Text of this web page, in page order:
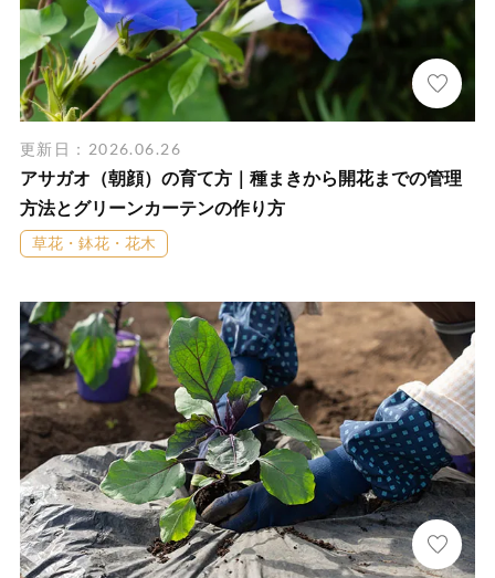
更新日：2026.06.26
アサガオ（朝顔）の育て方｜種まきから開花までの管理
方法とグリーンカーテンの作り方
草花・鉢花・花木